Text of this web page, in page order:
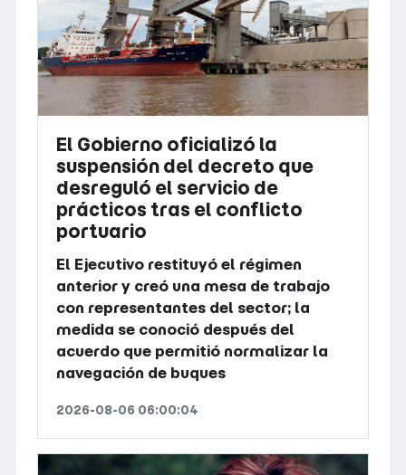
El Gobierno oficializó la
suspensión del decreto que
desreguló el servicio de
prácticos tras el conflicto
portuario
El Ejecutivo restituyó el régimen
anterior y creó una mesa de trabajo
con representantes del sector; la
medida se conoció después del
acuerdo que permitió normalizar la
navegación de buques
2026-08-06 06:00:04